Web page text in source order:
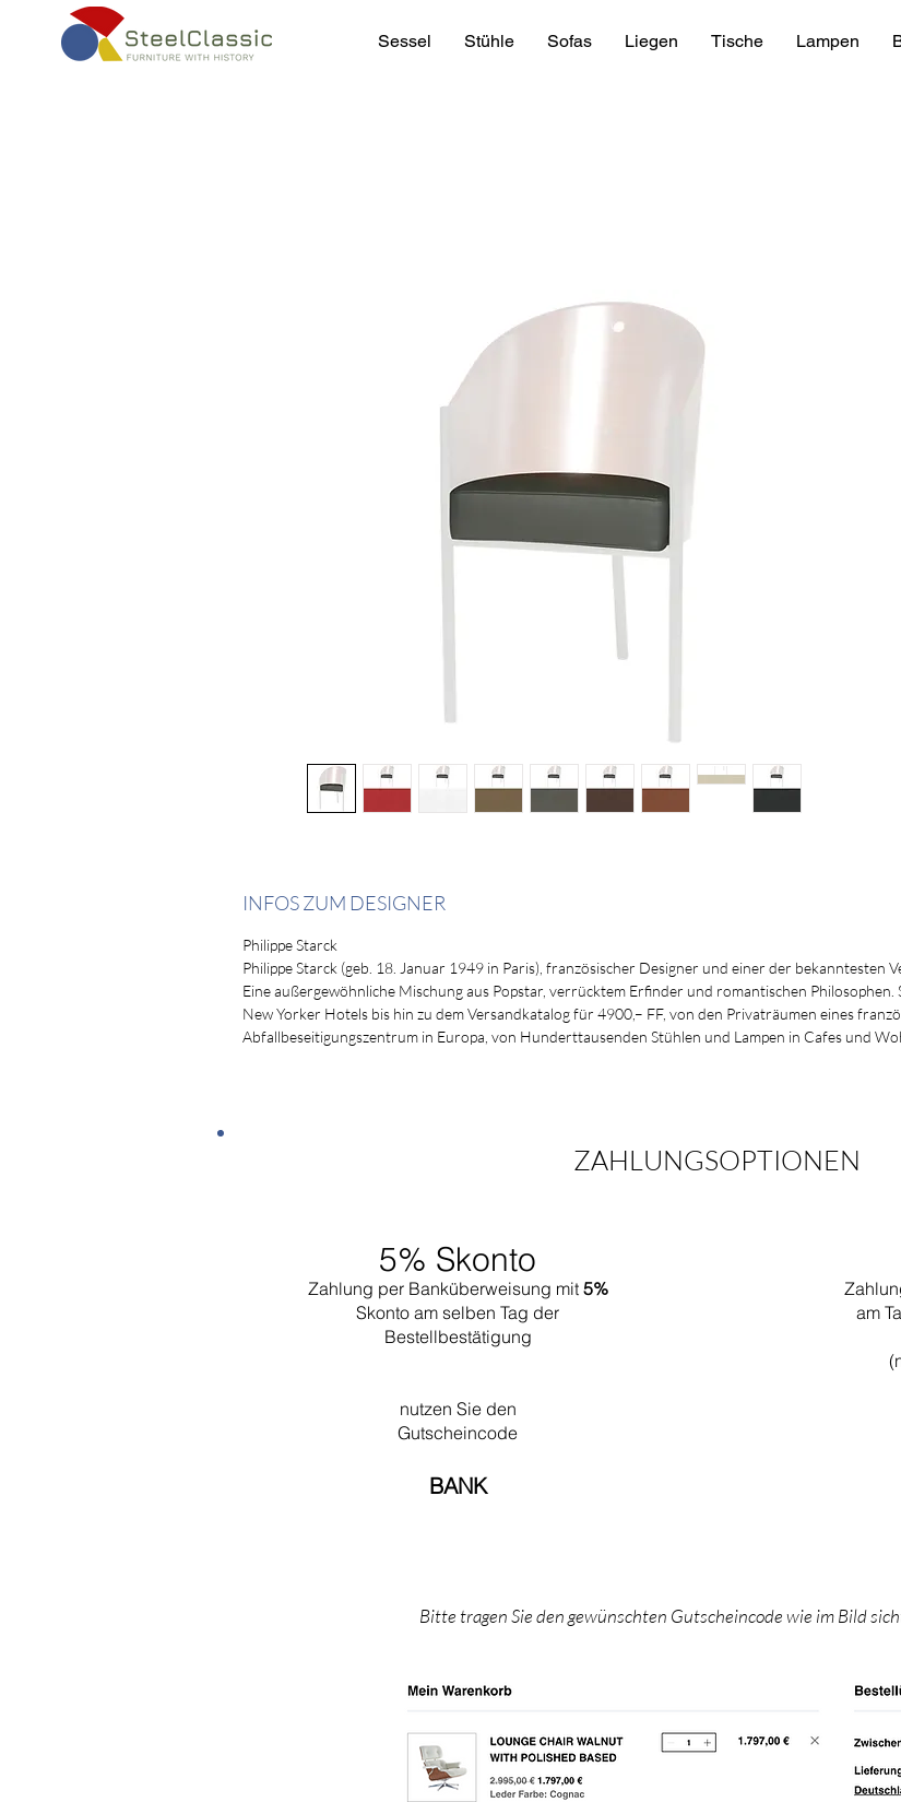
Sessel Stühle Sofas Liegen Tische Lampen
INFOS ZUM DESIGNER
Philippe Starck
Philippe Starck (geb. 18. Januar 1949 in Paris), französischer Designer und einer der bekanntesten
Eine außergewöhnliche Mischung aus Popstar, verrücktem Erfinder und romantischen Philosophen.
New Yorker Hotels bis hin zu dem Versandkatalog für 4900,– FF, von den Privaträumen eines
Abfallbeseitigungszentrum in Europa, von Hunderttausenden Stühlen und Lampen in Cafes und
ZAHLUNGSOPTIONEN
5% Skonto
Zahlung per Banküberweisung mit 5%
Skonto am selben Tag der
Bestellbestätigung
nutzen Sie den
Gutscheincode
BANK
am
Bitte tragen Sie den gewünschten Gutscheincode wie im Bild